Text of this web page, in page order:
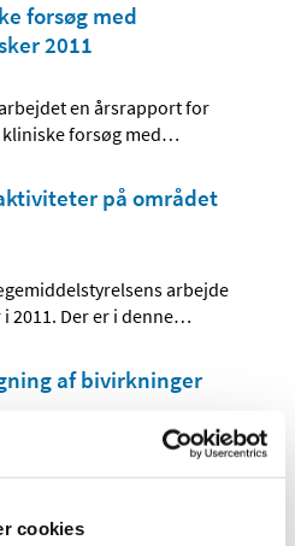
cookies
forsøg med
2011
en årsrapport for
forsøg med…
på området
arbejde
2011. Der er i denne…
af bivirkninger
af bivirkninger giver et